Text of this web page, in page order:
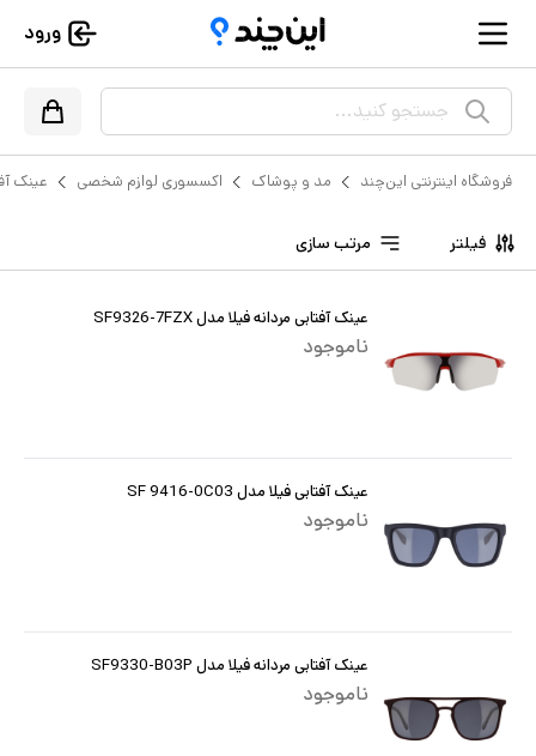
ورود
جستجو کنید...
فروشگاه اینترنتی این‌چند مد و پوشاک اکسسوری لوازم شخصی عینک
فیلتر مرتب سازی
عینک آفتابی مردانه فیلا مدل SF9326-7FZX
ناموجود
عینک آفتابی فیلا مدل SF 9416-0C03
ناموجود
عینک آفتابی مردانه فیلا مدل SF9330-B03P
ناموجود